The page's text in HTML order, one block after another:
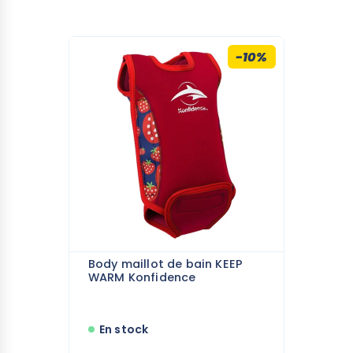
avantages d'une combinaison traditionnelle
tout en étant plus doux, plus extensible et plus
facile à porter. Conçu pour donner à votre
enfant la liberté de jouer dans l'eau et
d'apprendre à nager en tout confort et sécurité,
ce combi-maillot respectueux de
l'environnement est une solution écologique,
pratique et facile à nettoyer. Plus besoin de
porter un maillot de bain en dessous, ce
tout-en-un est parfait pour
Caractéristiques de la combinaison surf
au chaud dans les eaux froides
-10%
Body maillot de bain KEEP
WARM Konfidence
En stock